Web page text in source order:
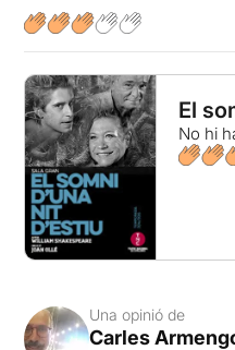
El
No hi
Una opinió de
Carles